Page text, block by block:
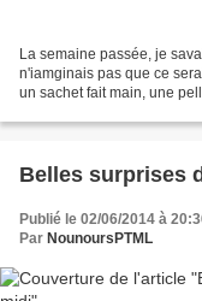
La semaine passée, je
n'iamginais pas que ce
un sachet fait main, une
Belles surprises
Publié le 02/06/2014 à
Par NounoursPTML